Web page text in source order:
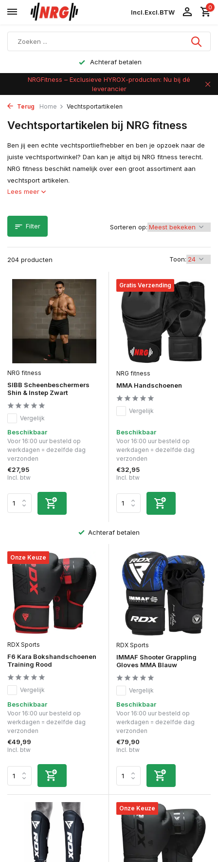
Incl.Excl.BTW
0
Achteraf betalen
NRGFitness – Exclusieve HYROX-producten: Nu bij dé
leverancier
Terug Home Vechtsportartikelen
Vechtsportartikelen bij NRG fitness
Ben jij een echte vechtsportliefhebber en ben je opzoek naar de
juiste vechtsportwinkel? Dan kan je altijd bij NRG fitness terecht.
NRG fitness beschikt namelijk over een groot assortiment aan
vechtsport artikelen.
Lees meer
Filter
204 producten Toon:
Sorteren op:
NRG fitness
SIBB Scheenbeschermers
Shin & Instep Zwart
Vergelijk
Beschikbaar
Voor 16:00 uur besteld op
werkdagen = dezelfde dag
verzonden
€27,95
Incl. btw
Gratis Verzending
NRG fitness
MMA Handschoenen
Vergelijk
Beschikbaar
Voor 16:00 uur besteld op
werkdagen = dezelfde dag
verzonden
€32,95
Incl. btw
Achteraf betalen
Onze Keuze
RDX Sports
F6 Kara Bokshandschoenen
Training Rood
Vergelijk
Beschikbaar
Voor 16:00 uur besteld op
werkdagen = dezelfde dag
verzonden
€49,99
Incl. btw
RDX Sports
IMMAF Shooter Grappling
Gloves MMA Blauw
Vergelijk
Beschikbaar
Voor 16:00 uur besteld op
werkdagen = dezelfde dag
verzonden
€79,90
Incl. btw
Onze Keuze